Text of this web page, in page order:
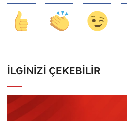
İLGINIZI ÇEKEBILIR